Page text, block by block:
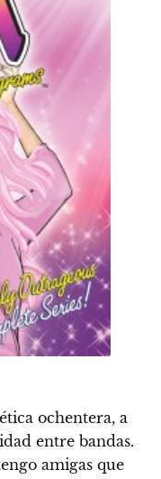
ochentera, a
entre bandas.
amigas que